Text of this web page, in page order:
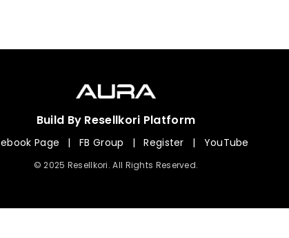
Build By Resellkori Platform
Page | FB Group | Register | YouTube
© 2025 Resellkori. All Rights Reserved.